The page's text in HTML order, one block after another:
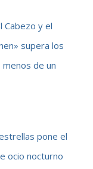
Cabezo y el
supera los
menos de un
pone el
ocio nocturno